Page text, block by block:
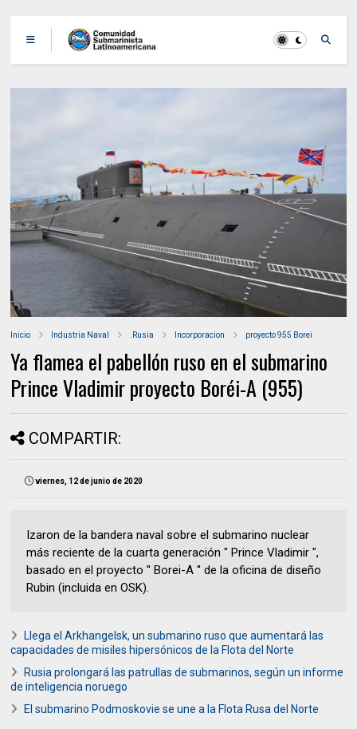
Inicio Industria Naval .Rusia Incorporacion proyecto 955 Borei
Ya flamea el pabellón ruso en el submarino
Prince Vladimir proyecto Boréi-A (955)
COMPARTIR:
viernes, 12 de junio de 2020
Izaron de la bandera naval sobre el submarino nuclear
más reciente de la cuarta generación " Prince Vladimir ",
basado en el proyecto ′′ Borei-A ′′ de la oficina de diseño
Rubin (incluida en OSK).
Llega el Arkhangelsk, un submarino ruso que aumentará las
capacidades de misiles hipersónicos de la Flota del Norte
Rusia prolongará las patrullas de submarinos, según un informe
de inteligencia noruego
El submarino Podmoskovie se une a la Flota Rusa del Norte